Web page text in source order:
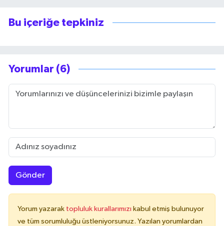
Bu içeriğe tepkiniz
Yorumlar (6)
Gönder
Yorum yazarak topluluk kurallarımızı kabul etmiş bulunuyor
ve tüm sorumluluğu üstleniyorsunuz. Yazılan yorumlardan